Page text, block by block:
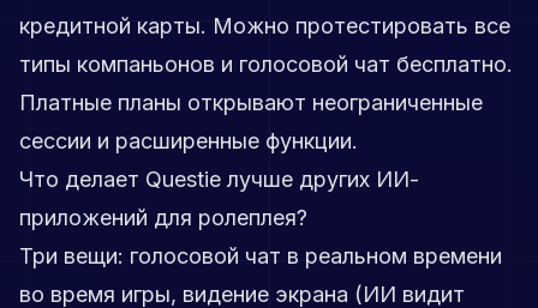
кредитной карты. Можно протестировать все
типы компаньонов и голосовой чат бесплатно.
Платные планы открывают неограниченные
сессии и расширенные функции.
Что делает Questie лучше других ИИ-
приложений для ролеплея?
Три вещи: голосовой чат в реальном времени
во время игры, видение экрана (ИИ видит